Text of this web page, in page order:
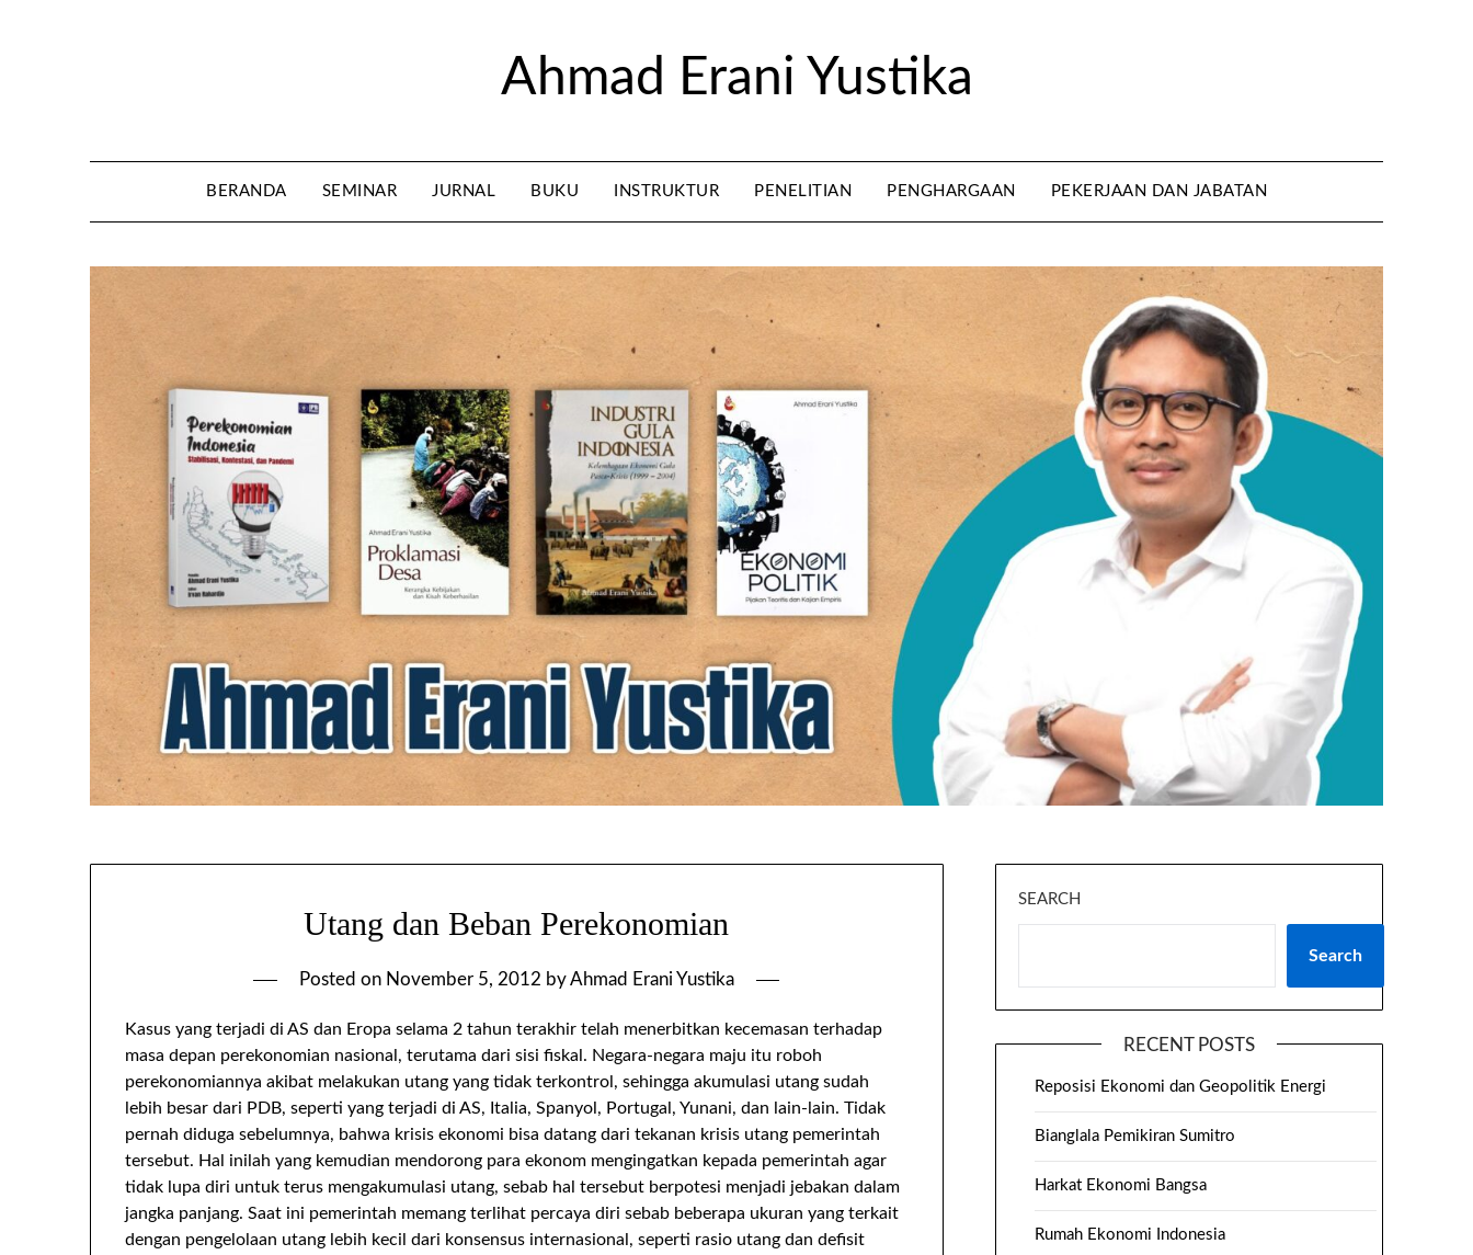
Ahmad Erani Yustika
BERANDA SEMINAR JURNAL BUKU INSTRUKTUR PENELITIAN PENGHARGAAN PEKERJAAN DAN JABATAN
Utang dan Beban Perekonomian
Posted on November 5, 2012 byAhmad Erani Yustika
Kasus yang terjadi di AS dan Eropa selama 2 tahun terakhir telah menerbitkan kecemasan terhadap
masa depan perekonomian nasional, terutama dari sisi fiskal. Negara-negara maju itu roboh
perekonomiannya akibat melakukan utang yang tidak terkontrol, sehingga akumulasi utang sudah
lebih besar dari PDB, seperti yang terjadi di AS, Italia, Spanyol, Portugal, Yunani, dan lain-lain. Tidak
pernah diduga sebelumnya, bahwa krisis ekonomi bisa datang dari tekanan krisis utang pemerintah
tersebut. Hal inilah yang kemudian mendorong para ekonom mengingatkan kepada pemerintah agar
tidak lupa diri untuk terus mengakumulasi utang, sebab hal tersebut berpotesi menjadi jebakan dalam
jangka panjang. Saat ini pemerintah memang terlihat percaya diri sebab beberapa ukuran yang terkait
dengan pengelolaan utang lebih kecil dari konsensus internasional, seperti rasio utang dan defisit
SEARCH
Search
RECENT POSTS
Reposisi Ekonomi dan Geopolitik Energi
Bianglala Pemikiran Sumitro
Harkat Ekonomi Bangsa
Rumah Ekonomi Indonesia